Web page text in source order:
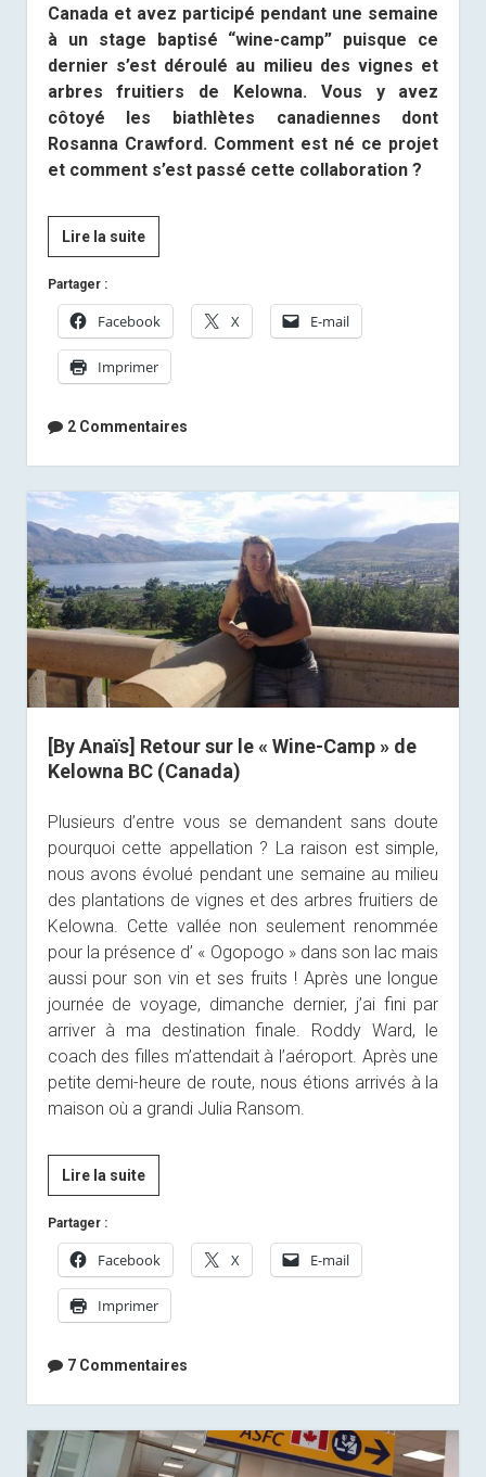
Canada et avez participé pendant une semaine
à un stage baptisé “wine-camp” puisque ce
dernier s’est déroulé au milieu des vignes et
arbres fruitiers de Kelowna. Vous y avez
côtoyé les biathlètes canadiennes dont
Rosanna Crawford. Comment est né ce projet
et comment s’est passé cette collaboration ?
Lire la suite[Presse]
Anaïs
“Le
Canada
l’endroit
pour
m’exiler”
Partager :
Facebook X E-mail
Imprimer
2 Commentaires
[By Anaïs] Retour sur le « Wine-Camp » de
Kelowna BC (Canada)
Plusieurs d’entre vous se demandent sans doute
pourquoi cette appellation ? La raison est simple,
nous avons évolué pendant une semaine au milieu
des plantations de vignes et des arbres fruitiers de
Kelowna. Cette vallée non seulement renommée
pour la présence d’ « Ogopogo » dans son lac mais
aussi pour son vin et ses fruits ! Après une longue
journée de voyage, dimanche dernier, j’ai fini par
arriver à ma destination finale. Roddy Ward, le
coach des filles m’attendait à l’aéroport. Après une
petite demi-heure de route, nous étions arrivés à la
maison où a grandi Julia Ransom.
Lire la suite[By
Anaïs]
sur
le
«
Camp
de
Kelowna
BC
Partager :
Facebook X E-mail
Imprimer
7 Commentaires